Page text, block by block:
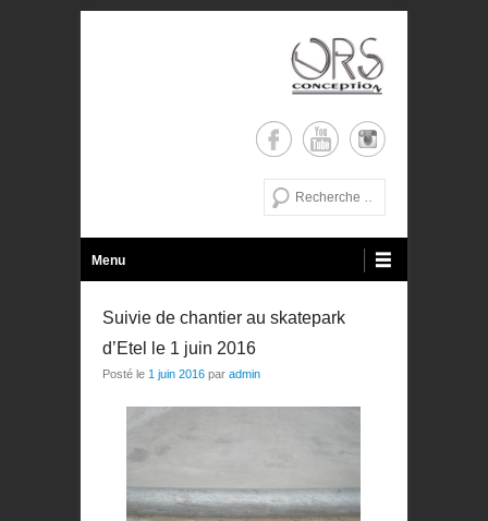
ORS Conception
Recherche
Menu
Suivie de chantier au skatepark
d’Etel le 1 juin 2016
Posté le 1 juin 2016 par admin